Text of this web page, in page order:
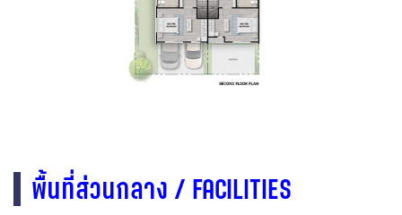
พื้นที่ส่วนกลาง / FACILITIES